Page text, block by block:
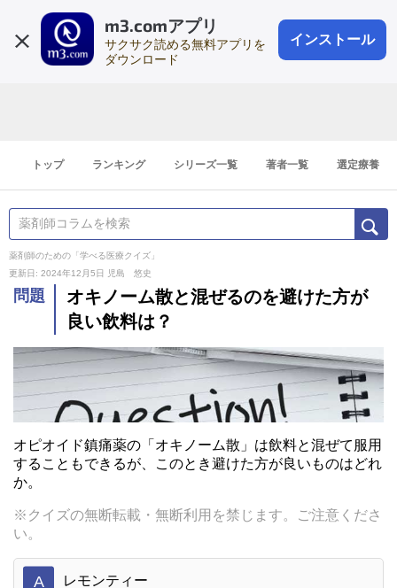
m3.comアプリ
サクサク読める無料アプリを
ダウンロード
インストール
会員登録
登録1分
トップ ランキング シリーズ一覧 著者一覧 選定療養
薬剤師のための「学べる医療クイズ」
更新日: 2024年12月5日
児島 悠史
問題
オキノーム散と混ぜるのを避けた方が
良い飲料は？
オピオイド鎮痛薬の「オキノーム散」は飲料と混ぜて服用
することもできるが、このとき避けた方が良いものはどれ
か。
※クイズの無断転載・無断利用を禁じます。ご注意くださ
い。
A レモンティー